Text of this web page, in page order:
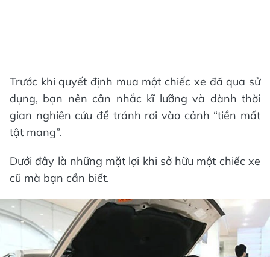
Trước khi quyết định mua một chiếc xe đã qua sử
dụng, bạn nên cân nhắc kĩ lưỡng và dành thời
gian nghiên cứu để tránh rơi vào cảnh “tiền mất
tật mang”.
Dưới đây là những mặt lợi khi sở hữu một chiếc xe
cũ mà bạn cần biết.